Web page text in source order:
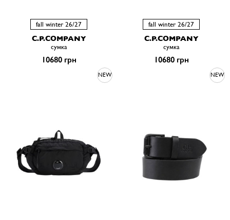
fall winter 26/27
C.P.COMPANY
сумка
10680 грн
fall winter 26/27
C.P.COMPANY
сумка
10680 грн
NEW NEW